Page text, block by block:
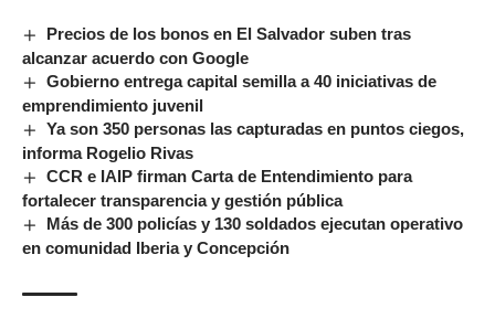
Precios de los bonos en El Salvador suben tras
alcanzar acuerdo con Google
Gobierno entrega capital semilla a 40 iniciativas de
emprendimiento juvenil
Ya son 350 personas las capturadas en puntos ciegos,
informa Rogelio Rivas
CCR e IAIP firman Carta de Entendimiento para
fortalecer transparencia y gestión pública
Más de 300 policías y 130 soldados ejecutan operativo
en comunidad Iberia y Concepción